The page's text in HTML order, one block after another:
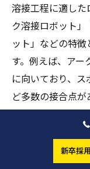
溶接工程に適し
ク溶接ロボット
ット」などの特
す。例えば、アー
に向いており、
ど多数の接合点が
協働ロボットは
め、多品種少量
適です。現場状
新卒採